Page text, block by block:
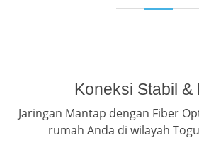
Koneksi Stabil &
Jaringan Mantap dengan Fiber
rumah Anda di wilayah